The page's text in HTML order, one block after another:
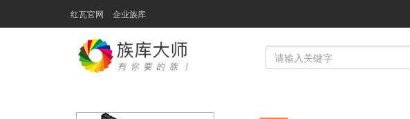
红瓦官网 企业族库